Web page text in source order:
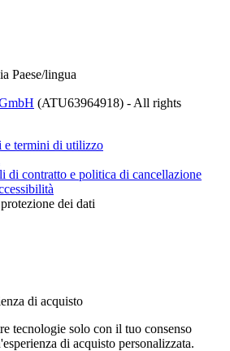
Paese/lingua
(ATU63964918) - All rights
e termini di utilizzo
di contratto e politica di cancellazione
dei dati
di acquisto
tecnologie solo con il tuo consenso
di acquisto personalizzata.